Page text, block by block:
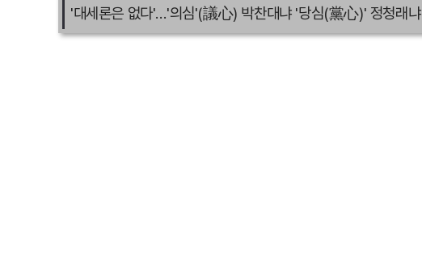
'대세론은 없다'…'의심'(議心) 박찬대냐 '당심(黨心)' 정청래냐